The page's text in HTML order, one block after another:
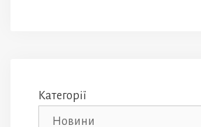
Категорії